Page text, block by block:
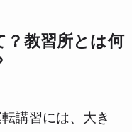
？教習所とは何
講習には、大き